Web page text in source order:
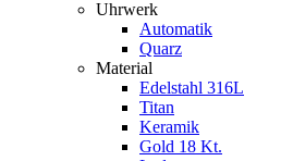
Uhrwerk
Automatik
Quarz
Material
Edelstahl 316L
Titan
Keramik
Gold 18 Kt.